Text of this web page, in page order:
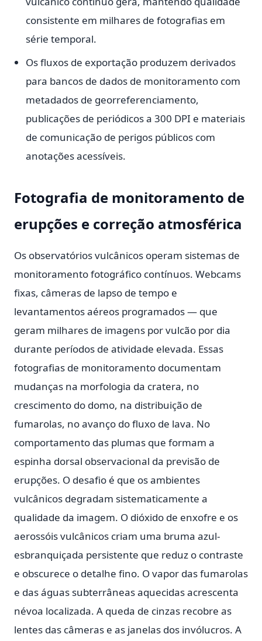
consistente em milhares de fotografias em
série temporal.
Os fluxos de exportação produzem derivados
para bancos de dados de monitoramento com
metadados de georreferenciamento,
publicações de periódicos a 300 DPI e materiais
de comunicação de perigos públicos com
anotações acessíveis.
Fotografia de monitoramento de
erupções e correção atmosférica
Os observatórios vulcânicos operam sistemas de
monitoramento fotográfico contínuos. Webcams
fixas, câmeras de lapso de tempo e
levantamentos aéreos programados — que
geram milhares de imagens por vulcão por dia
durante períodos de atividade elevada. Essas
fotografias de monitoramento documentam
mudanças na morfologia da cratera, no
crescimento do domo, na distribuição de
fumarolas, no avanço do fluxo de lava. No
comportamento das plumas que formam a
espinha dorsal observacional da previsão de
erupções. O desafio é que os ambientes
vulcânicos degradam sistematicamente a
qualidade da imagem. O dióxido de enxofre e os
aerossóis vulcânicos criam uma bruma azul-
esbranquiçada persistente que reduz o contraste
e obscurece o detalhe fino. O vapor das fumarolas
e das águas subterrâneas aquecidas acrescenta
névoa localizada. A queda de cinzas recobre as
lentes das câmeras e as janelas dos invólucros. A